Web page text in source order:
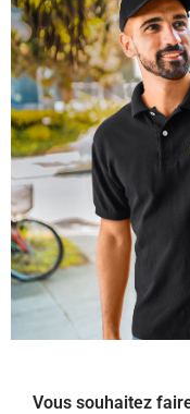
Vous souhaitez